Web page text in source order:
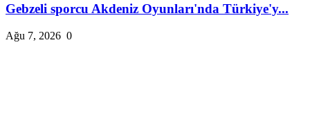
Gebzeli sporcu Akdeniz Oyunları'nda Türkiye'y...
Ağu 7, 2026 0